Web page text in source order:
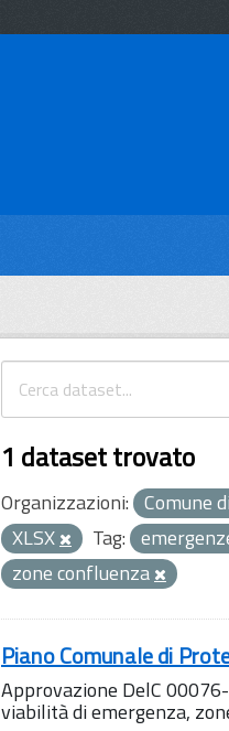
1 dataset trovato
Organizzazioni: Comune
XLSX
Tag:
zone confluenza
Piano Comunale di
Approvazione DelC
viabilità di emergenza,